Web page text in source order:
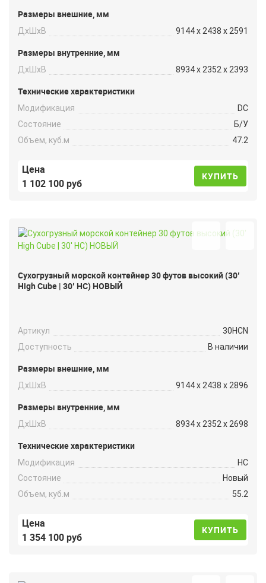
Размеры внешние, мм
ДxШxВ 9144 x 2438 x 2591
Размеры внутренние, мм
ДxШxВ 8934 x 2352 x 2393
Технические характеристики
Модификация
DC
Состояние
Б/У
Объем, куб.м
47.2
Цена
1 102 100 руб
КУПИТЬ
Сухогрузный морской контейнер 30 футов высокий (30′
High Cube | 30′ HC) НОВЫЙ
Артикул
30HCN
Доступность
В наличии
Размеры внешние, мм
ДxШxВ 9144 x 2438 x 2896
Размеры внутренние, мм
ДxШxВ 8934 x 2352 x 2698
Технические характеристики
Модификация
HC
Состояние
Новый
Объем, куб.м
55.2
Цена
1 354 100 руб
КУПИТЬ